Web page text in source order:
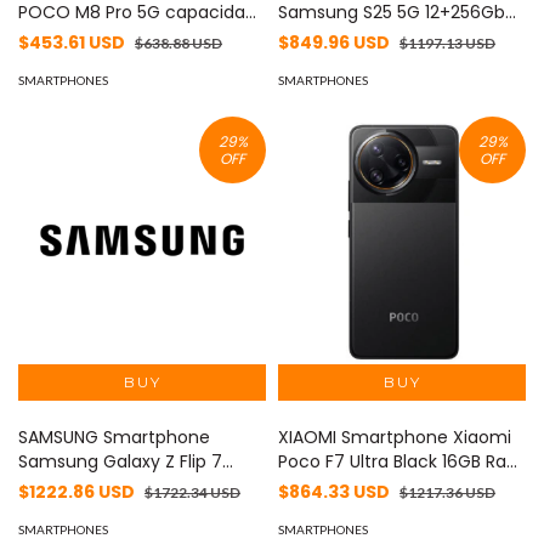
POCO M8 Pro 5G capacidad
12+512Gb color Plata MOD:
$453.61 USD $638.88 USD
SMARTPHONES
Samsung S25 5G 12+256Gb
Importado Color Negro
12+256-AZUL-DS
$849.96 USD $1197.13 USD
SMARTPHONES
29%
OFF
SAMSUNG Smartphone
Samsung Galaxy Z Flip 7
12+512GB 5G Importado color
12+512-AZUL DS
$1222.86 USD $1722.34 USD
SMARTPHONES
29%
OFF
XIAOMI Smartphone Xiaomi
Poco F7 Ultra Black 16GB Ram
512GB ROM MOD: POCO
$864.33 USD $1217.36 USD
SMARTPHONES